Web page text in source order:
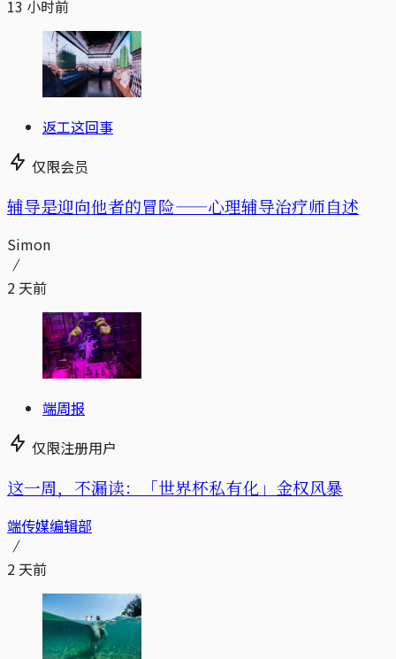
13 小时前
返工这回事
仅限会员
辅导是迎向他者的冒险——心理辅导治疗师自述
Simon
2 天前
端周报
仅限注册用户
这一周，不漏读：「世界杯私有化」金权风暴
端传媒编辑部
2 天前